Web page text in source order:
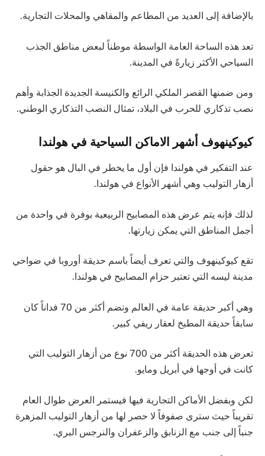
بالإضافة إلى العديد من المطاعم والمقاهي والمحلات التجارية.
تعد هذه الساحة العامة الواسطة موطناً لبعض مناطق الجذب
السياحي الأكثر زيارةً في المدينة.
ومن ضمنها القصر الملكي الرائع والكنيسة الجديدة الجذابة وأهم
نصب تذكاري للحرب في البلاد، تمثال النصب التذكاري الوطني.
كيوكينهوف أشهر الاماكن السياحية في هولندا
عند التفكير في هولندا فإن أول ما يخطر في البال هو حقول
أزهار التوليب وهي أشهر الأنواع في هولندا.
لذلك فإنه يتم عرض هذه المصابيح الربيعية بوفرة في واحدة من
أجمل المناطق التي يمكن زيارتها.
تقع كيوكينهوف والتي تعرف أيضاً باسم حديقة أوروبا في ضواحي
مدينة ليسه التي تعتبر حزام المصابيح في هولندا.
وهي أكبر حديقة عامة في العالم وتضم أكثر من 70 فداناً كان
سابقاً حديقة المطبخ لعقار ريفي كبير.
تعرض هذه الحديقة أكثر من 700 نوع من أزهار التوليب التي
كانت في أوجها في أبريل ومايو.
لكن وبفضل الأماكن التجارية فيها فيستمر العرض طوال العام
تقريباً حيث سترى صفوفاً لا حصر لها من أزهار التوليب المزهرة
جنباً إلى جنب مع الزنابق والزعفران والنرجس البري.